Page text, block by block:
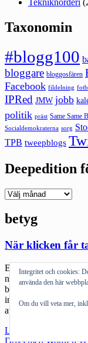
Tekniknörderi
Taxonomin
#blogg100
bloggare bloggosfären
Facebook fildelning
IPRed JMW jobb
politik präst Same Same
Socialdemokraterna sorg
TPB tweepblogs
Deepedition
Deepedition
betyg
När klicken får
En av de klickraketer
nyheten om att en
betygsättande lärares
indicier på att det
att stå emot
Läs mer
klicken
Drivs med WordPress
Integritet och cookies:
använda den här
Om du vill veta mer,